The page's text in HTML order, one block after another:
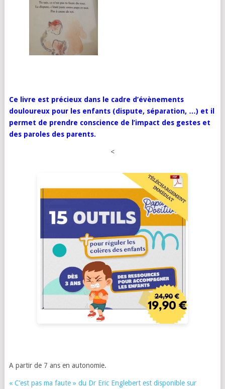
Ce livre est précieux dans le cadre d’évènements
douloureux pour les enfants (dispute, séparation, …) et il
permet de prendre conscience de l’impact des gestes et
des paroles des parents.
<
A partir de 7 ans en autonomie.
« C’est pas ma faute » du Dr Eric Englebert est disponible sur